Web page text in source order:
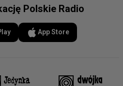
Polskie Radio
App Store